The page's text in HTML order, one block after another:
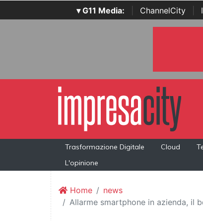
▾ G11 Media: ChannelCity
Trasformazione Digitale Cloud
L'opinione
Home
news
Allarme smartphone in azienda, il